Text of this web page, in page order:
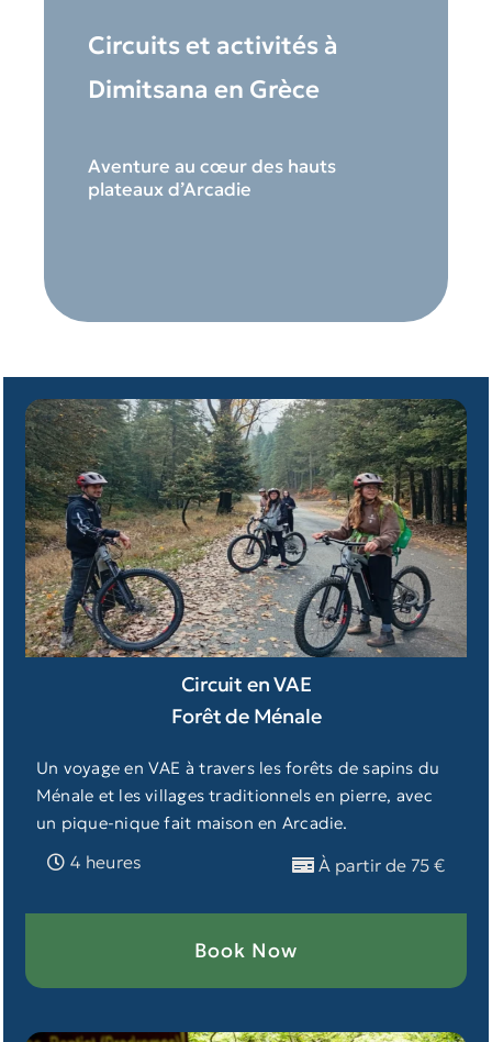
Circuits et activités à
Dimitsana en Grèce
Aventure au cœur des hauts
plateaux d’Arcadie
Circuit en VAE
Forêt de Ménale
Un voyage en VAE à travers les forêts de sapins du
Ménale et les villages traditionnels en pierre, avec
un pique-nique fait maison en Arcadie.
4 heures À partir de 75 €
Book Now